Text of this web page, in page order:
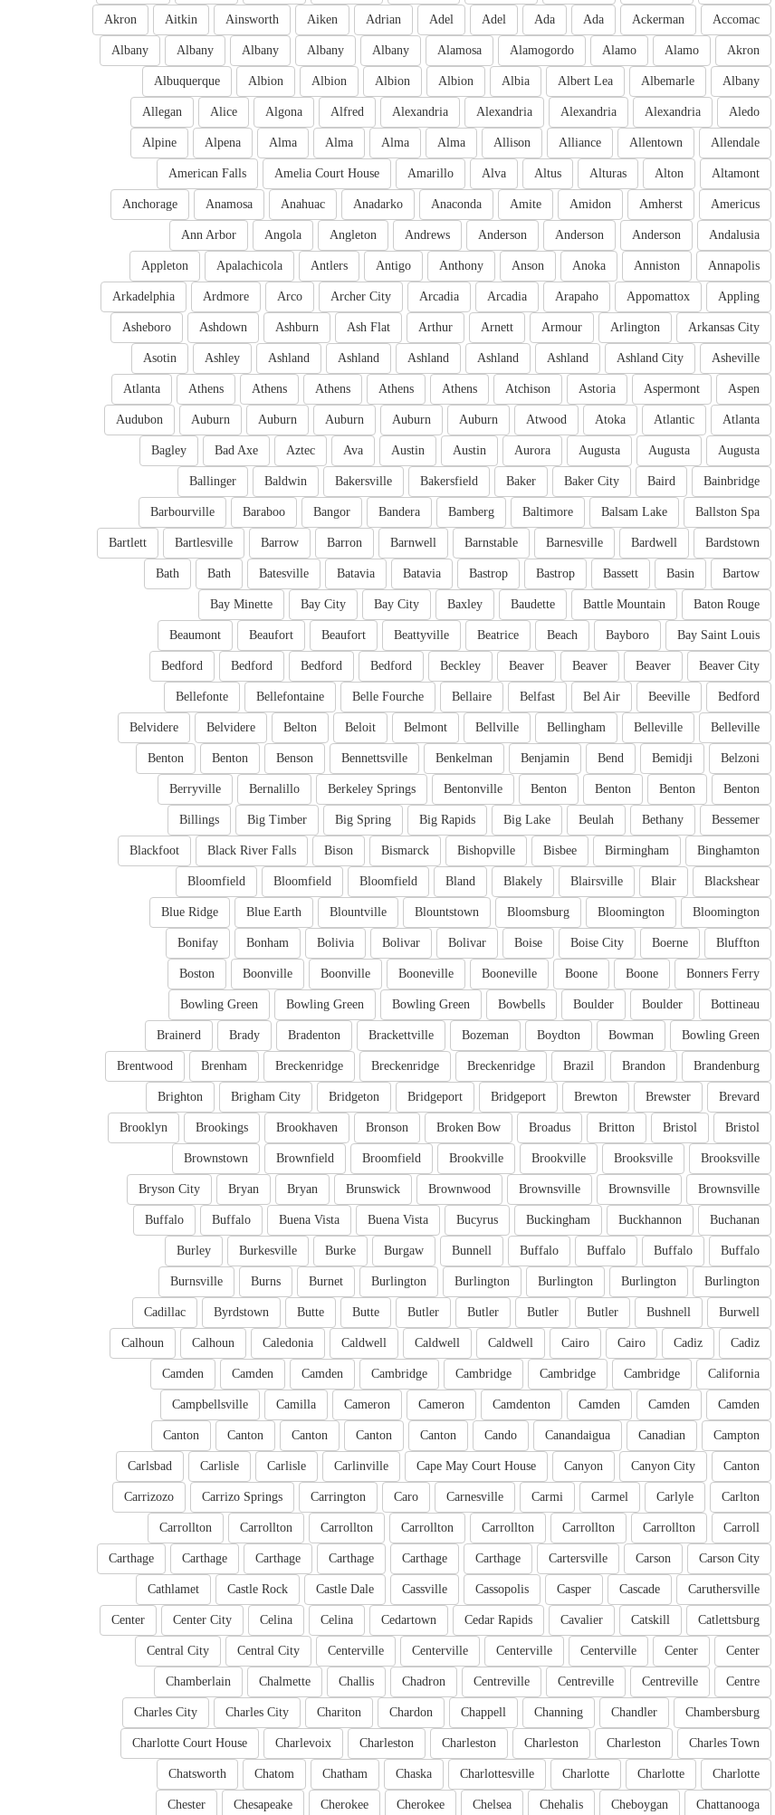
Accomac
Ackerman
Ada
Ada
Adel
Adel
Adrian
Aiken
Ainsworth
Aitkin
Akron
Akron
Alamo
Alamo
Alamogordo
Alamosa
Albany
Albany
Albany
Albany
Albany
Albany
Albemarle
Albert Lea
Albia
Albion
Albion
Albion
Albion
Albuquerque
Aledo
Alexandria
Alexandria
Alexandria
Alexandria
Alfred
Algona
Alice
Allegan
Allendale
Allentown
Alliance
Allison
Alma
Alma
Alma
Alma
Alpena
Alpine
Altamont
Alton
Alturas
Altus
Alva
Amarillo
Amelia Court House
American Falls
Americus
Amherst
Amidon
Amite
Anaconda
Anadarko
Anahuac
Anamosa
Anchorage
Andalusia
Anderson
Anderson
Anderson
Andrews
Angleton
Angola
Ann Arbor
Annapolis
Anniston
Anoka
Anson
Anthony
Antigo
Antlers
Apalachicola
Appleton
Appling
Appomattox
Arapaho
Arcadia
Arcadia
Archer City
Arco
Ardmore
Arkadelphia
Arkansas City
Arlington
Armour
Arnett
Arthur
Ash Flat
Ashburn
Ashdown
Asheboro
Asheville
Ashland City
Ashland
Ashland
Ashland
Ashland
Ashland
Ashley
Asotin
Aspen
Aspermont
Astoria
Atchison
Athens
Athens
Athens
Athens
Athens
Atlanta
Atlanta
Atlantic
Atoka
Atwood
Auburn
Auburn
Auburn
Auburn
Auburn
Audubon
Augusta
Augusta
Augusta
Aurora
Austin
Austin
Ava
Aztec
Bad Axe
Bagley
Bainbridge
Baird
Baker City
Baker
Bakersfield
Bakersville
Baldwin
Ballinger
Ballston Spa
Balsam Lake
Baltimore
Bamberg
Bandera
Bangor
Baraboo
Barbourville
Bardstown
Bardwell
Barnesville
Barnstable
Barnwell
Barron
Barrow
Bartlesville
Bartlett
Bartow
Basin
Bassett
Bastrop
Bastrop
Batavia
Batavia
Batesville
Bath
Bath
Baton Rouge
Battle Mountain
Baudette
Baxley
Bay City
Bay City
Bay Minette
Bay Saint Louis
Bayboro
Beach
Beatrice
Beattyville
Beaufort
Beaufort
Beaumont
Beaver City
Beaver
Beaver
Beaver
Beckley
Bedford
Bedford
Bedford
Bedford
Bedford
Beeville
Bel Air
Belfast
Bellaire
Belle Fourche
Bellefontaine
Bellefonte
Belleville
Belleville
Bellingham
Bellville
Belmont
Beloit
Belton
Belvidere
Belvidere
Belzoni
Bemidji
Bend
Benjamin
Benkelman
Bennettsville
Benson
Benton
Benton
Benton
Benton
Benton
Benton
Bentonville
Berkeley Springs
Bernalillo
Berryville
Bessemer
Bethany
Beulah
Big Lake
Big Rapids
Big Spring
Big Timber
Billings
Binghamton
Birmingham
Bisbee
Bishopville
Bismarck
Bison
Black River Falls
Blackfoot
Blackshear
Blair
Blairsville
Blakely
Bland
Bloomfield
Bloomfield
Bloomfield
Bloomington
Bloomington
Bloomsburg
Blountstown
Blountville
Blue Earth
Blue Ridge
Bluffton
Boerne
Boise City
Boise
Bolivar
Bolivar
Bolivia
Bonham
Bonifay
Bonners Ferry
Boone
Boone
Booneville
Booneville
Boonville
Boonville
Boston
Bottineau
Boulder
Boulder
Bowbells
Bowling Green
Bowling Green
Bowling Green
Bowling Green
Bowman
Boydton
Bozeman
Brackettville
Bradenton
Brady
Brainerd
Brandenburg
Brandon
Brazil
Breckenridge
Breckenridge
Breckenridge
Brenham
Brentwood
Brevard
Brewster
Brewton
Bridgeport
Bridgeport
Bridgeton
Brigham City
Brighton
Bristol
Bristol
Britton
Broadus
Broken Bow
Bronson
Brookhaven
Brookings
Brooklyn
Brooksville
Brooksville
Brookville
Brookville
Broomfield
Brownfield
Brownstown
Brownsville
Brownsville
Brownsville
Brownwood
Brunswick
Bryan
Bryan
Bryson City
Buchanan
Buckhannon
Buckingham
Bucyrus
Buena Vista
Buena Vista
Buffalo
Buffalo
Buffalo
Buffalo
Buffalo
Buffalo
Bunnell
Burgaw
Burke
Burkesville
Burley
Burlington
Burlington
Burlington
Burlington
Burlington
Burnet
Burns
Burnsville
Burwell
Bushnell
Butler
Butler
Butler
Butler
Butte
Butte
Byrdstown
Cadillac
Cadiz
Cadiz
Cairo
Cairo
Caldwell
Caldwell
Caldwell
Caledonia
Calhoun
Calhoun
California
Cambridge
Cambridge
Cambridge
Cambridge
Camden
Camden
Camden
Camden
Camden
Camden
Camdenton
Cameron
Cameron
Camilla
Campbellsville
Campton
Canadian
Canandaigua
Cando
Canton
Canton
Canton
Canton
Canton
Canton
Canyon City
Canyon
Cape May Court House
Carlinville
Carlisle
Carlisle
Carlsbad
Carlton
Carlyle
Carmel
Carmi
Carnesville
Caro
Carrington
Carrizo Springs
Carrizozo
Carroll
Carrollton
Carrollton
Carrollton
Carrollton
Carrollton
Carrollton
Carrollton
Carson City
Carson
Cartersville
Carthage
Carthage
Carthage
Carthage
Carthage
Carthage
Caruthersville
Cascade
Casper
Cassopolis
Cassville
Castle Dale
Castle Rock
Cathlamet
Catlettsburg
Catskill
Cavalier
Cedar Rapids
Cedartown
Celina
Celina
Center City
Center
Center
Center
Centerville
Centerville
Centerville
Centerville
Central City
Central City
Centre
Centreville
Centreville
Centreville
Chadron
Challis
Chalmette
Chamberlain
Chambersburg
Chandler
Channing
Chappell
Chardon
Chariton
Charles City
Charles City
Charles Town
Charleston
Charleston
Charleston
Charleston
Charlevoix
Charlotte Court House
Charlotte
Charlotte
Charlotte
Charlottesville
Chaska
Chatham
Chatom
Chatsworth
Chattanooga
Cheboygan
Chehalis
Chelsea
Cherokee
Cherokee
Chesapeake
Chester